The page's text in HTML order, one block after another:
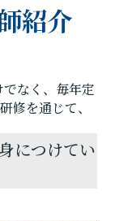
など、学習
っしゃいま
率の良い勉
に頑張りま
紹介
なく、毎年定
修を通じて、
につけてい